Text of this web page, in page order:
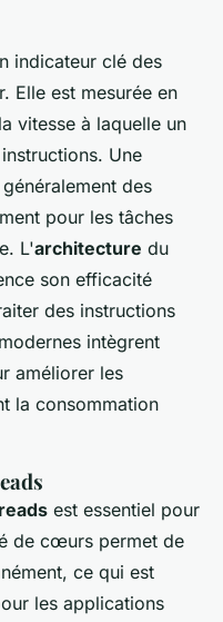
indicateur clé des
Elle est mesurée en
vitesse à laquelle un
Une
des
pour les tâches
L'architecture du
son efficacité
des instructions
intègrent
améliorer les
la consommation
est essentiel pour
de cœurs permet de
ce qui est
les applications